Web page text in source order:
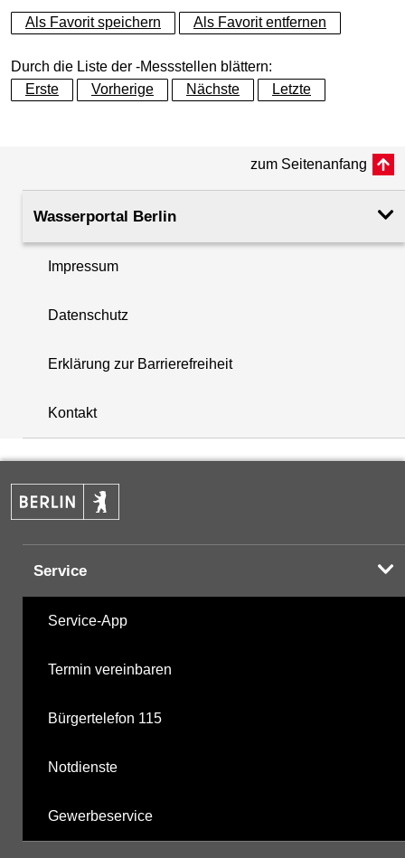
+
−
+
−
Als Favorit speichern Als Favorit entfernen
Durch die Liste der -Messstellen blättern:
Erste
Vorherige Nächste Letzte
zum Seitenanfang
Wasserportal Berlin
Impressum
Datenschutz
Erklärung zur Barrierefreiheit
Kontakt
Service
Service-App
Termin vereinbaren
Bürgertelefon 115
Notdienste
Gewerbeservice